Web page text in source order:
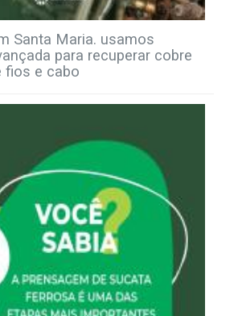
Santa Maria. usamos
para recuperar cobre
fios e cabo